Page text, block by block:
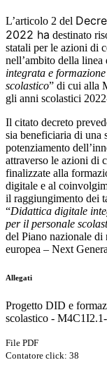
L’articolo 2 del
2022 ha destinato
statali per le azioni di
nell’ambito della
integrata e
scolastico” di cui alla
gli anni scolastici
Il citato decreto
sia beneficiaria di una
potenziamento del
attraverso le azioni di
finalizzate alla
digitale e al
il raggiungimento dei
“Didattica digitale
per il personale
del Piano nazionale di
europea – Next
Allegati
Progetto DID e
scolastico -
File PDF
Contatore click: 38